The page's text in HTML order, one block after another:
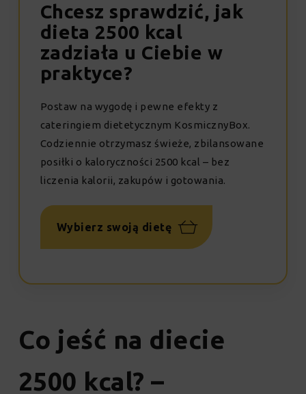
Chcesz sprawdzić, jak
dieta 2500 kcal
zadziała u Ciebie w
praktyce?
Postaw na wygodę i pewne efekty z
cateringiem dietetycznym KosmicznyBox.
Codziennie otrzymasz świeże, zbilansowane
posiłki o kaloryczności 2500 kcal – bez
liczenia kalorii, zakupów i gotowania.
Wybierz swoją dietę
Co jeść na diecie
2500 kcal? –